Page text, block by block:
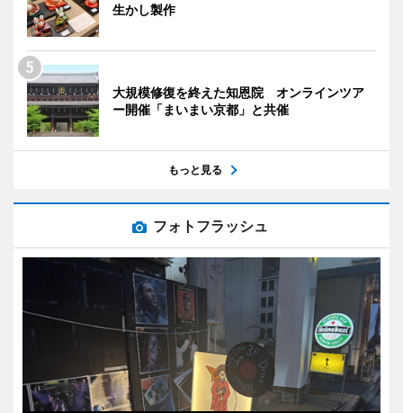
生かし製作
大規模修復を終えた知恩院 オンラインツア
ー開催「まいまい京都」と共催
もっと見る
フォトフラッシュ